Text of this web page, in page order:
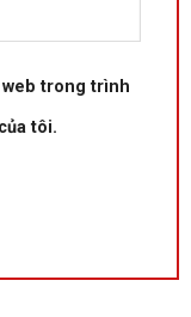
web trong trình
tôi.